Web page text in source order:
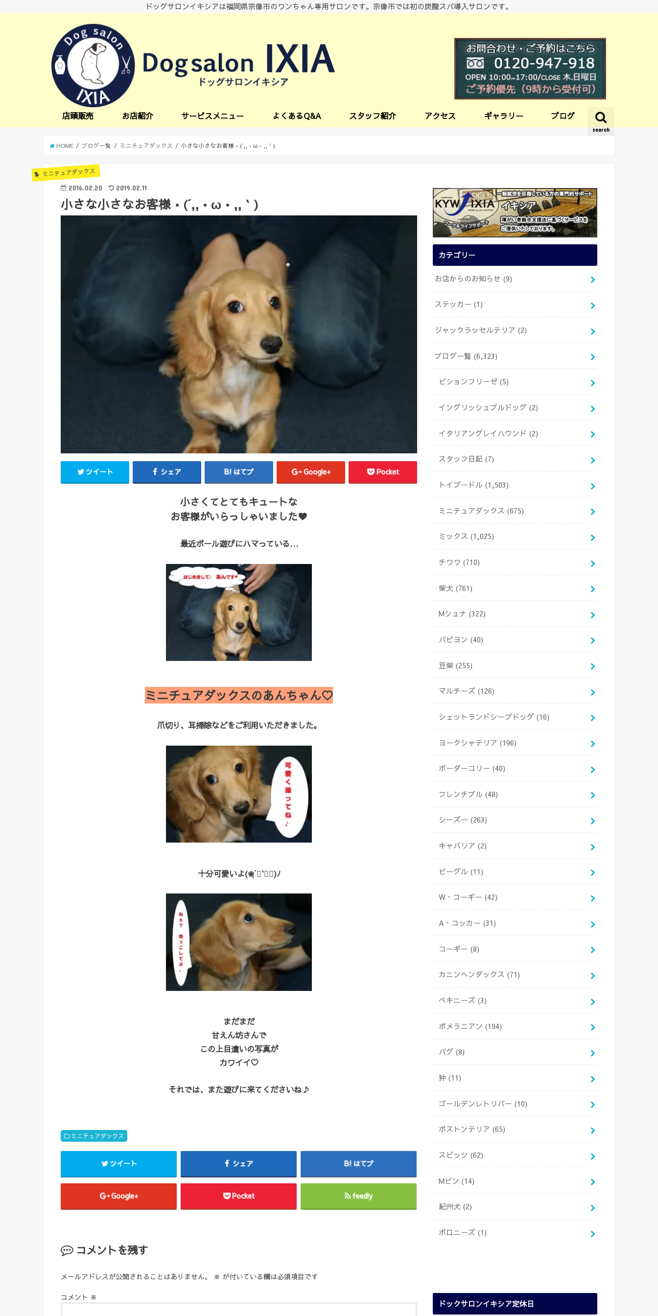
ドッグサロンイキシアは福岡県宗像市のワンちゃん専用サロンです。宗像市では初の炭酸スパ導入サロンです。
search
店頭販売 お店紹介 サービスメニュー よくあるQ&A スタッフ紹介 アクセス ギャラリー ブログ
HOME ブログ一覧 ミニチュアダックス 小さな小さなお客様•(´,,•ω•,,｀)
ミニチュアダックス
2016.02.20 2019.02.11
小さな小さなお客様•(´,,•ω•,,｀)
ツイート シェア はてブ Google+ Pocket
小さくてとてもキュートな
お客様がいらっしゃいました♥
最近ボール遊びにハマっている…
ミニチュアダックスのあんちゃん♡
爪切り、耳掃除などをご利用いただきました。
十分可愛いよ(❀ฺ´∀`❀ฺ)ﾉ
まだまだ
甘えん坊さんで
この上目遣いの写真が
カワイイ♡
それでは、また遊びに来てくださいね♪
ミニチュアダックス
ツイート シェア はてブ
Google+ Pocket feedly
コメントを残す
メールアドレスが公開されることはありません。 ※ が付いている欄は必須項目です
コメント ※
カテゴリー
お店からのお知らせ (9)
ステッカー (1)
ジャックラッセルテリア (2)
ブログ一覧 (6,323)
ビションフリーゼ (5)
イングリッシュブルドッグ (2)
イタリアングレイハウンド (2)
スタッフ日記 (7)
トイプードル (1,503)
ミニチュアダックス (675)
ミックス (1,025)
チワワ (710)
柴犬 (761)
Mシュナ (322)
パピヨン (40)
豆柴 (255)
マルチーズ (126)
シェットランドシープドッグ (16)
ヨークシャテリア (196)
ボーダーコリー (40)
フレンチブル (48)
シーズー (263)
キャバリア (2)
ビーグル (11)
W・コーギー (42)
A・コッカー (31)
コーギー (8)
カニンヘンダックス (71)
ペキニーズ (3)
ポメラニアン (194)
パグ (8)
狆 (11)
ゴールデンレトリバー (10)
ボストンテリア (65)
スピッツ (62)
Mピン (14)
紀州犬 (2)
ボロニーズ (1)
ドックサロンイキシア定休日